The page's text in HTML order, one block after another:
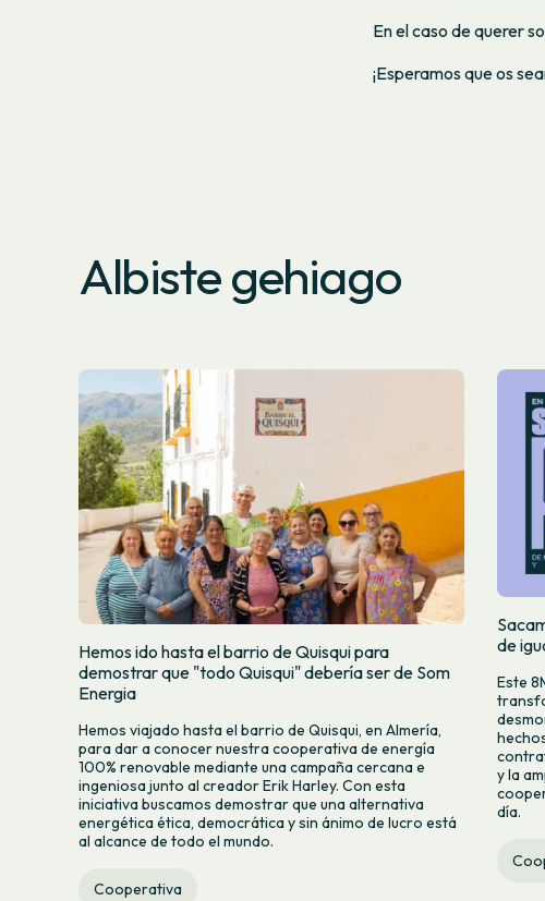
En el caso de querer
¡Esperamos que os
Albiste gehiago
Hemos ido hasta el barrio de Quisqui para
demostrar que "todo Quisqui" debería ser de Som
Energia
Hemos viajado hasta el barrio de Quisqui, en Almería,
para dar a conocer nuestra cooperativa de energía
100% renovable mediante una campaña cercana e
ingeniosa junto al creador Erik Harley. Con esta
iniciativa buscamos demostrar que una alternativa
energética ética, democrática y sin ánimo de lucro está
al alcance de todo el mundo.
Cooperativa
de
Este
y la
día.